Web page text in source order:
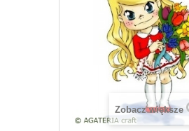
Zobacz większe